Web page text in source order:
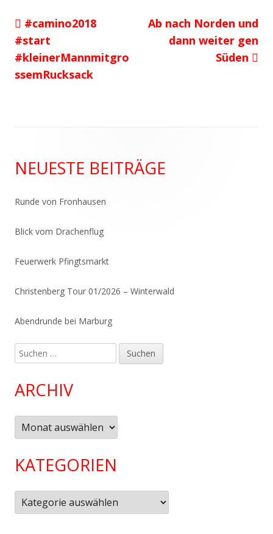
Beitragsnavigation
Vorheriger
Beitrag:
#camino2018
#start
#kleinerMannmitgro
ssemRucksack
Nächster
Beitrag
Ab nach Norden und
dann weiter gen
Süden
Seitenleiste
NEUESTE BEITRÄGE
Runde von Fronhausen
Blick vom Drachenflug
Feuerwerk Pfingtsmarkt
Christenberg Tour 01/2026 – Winterwald
Abendrunde bei Marburg
Suchen
nach:
ARCHIV
Archiv
KATEGORIEN
Kategorien